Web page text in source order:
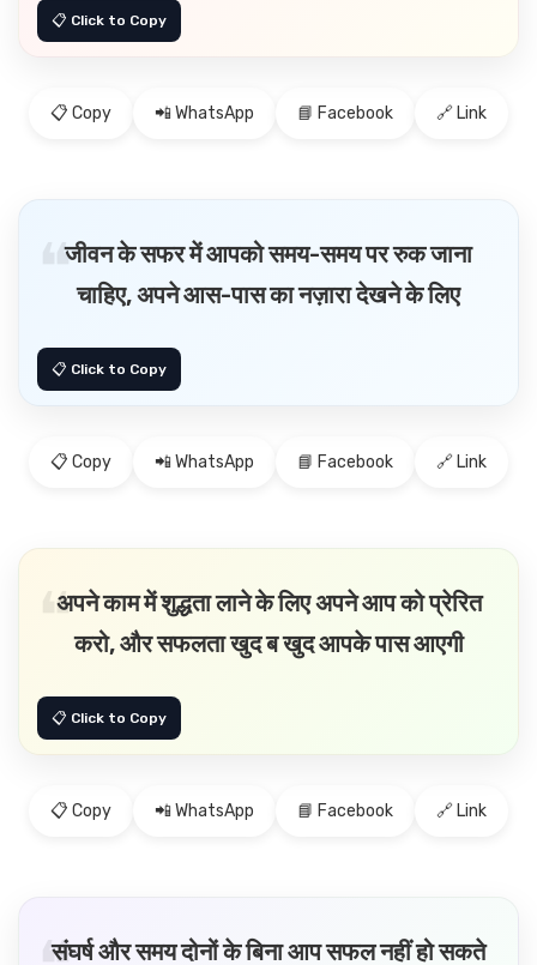
📋 Copy 📲 WhatsApp 📘 Facebook 🔗 Link
जीवन के सफर में आपको समय-समय पर रुक जाना
चाहिए, अपने आस-पास का नज़ारा देखने के लिए
📋 Copy 📲 WhatsApp 📘 Facebook 🔗 Link
अपने काम में शुद्धता लाने के लिए अपने आप को प्रेरित
करो, और सफलता खुद ब खुद आपके पास आएगी
📋 Copy 📲 WhatsApp 📘 Facebook 🔗 Link
संघर्ष और समय दोनों के बिना आप सफल नहीं हो सकते